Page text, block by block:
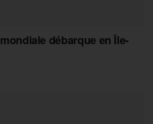
débarque en Île-